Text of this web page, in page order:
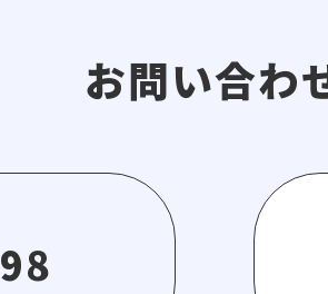
お問い合わ